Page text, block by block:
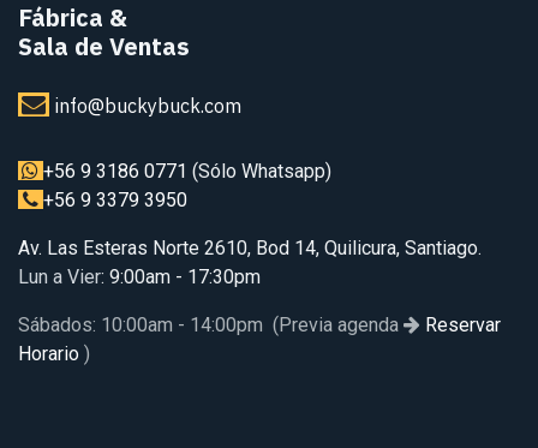
Fábrica &
Sala de Ventas
info@buckybuck.com
+56 9 3186 0771 (Sólo Whatsapp)
+56 9 3379 3950
Av. Las Esteras Norte 2610, Bod 14, Quilicura, Santiago.
Lun a Vier: 9:00am - 17:30pm
Sábados: 10:00am - 14:00pm (Previa agenda
Reservar
Horario )